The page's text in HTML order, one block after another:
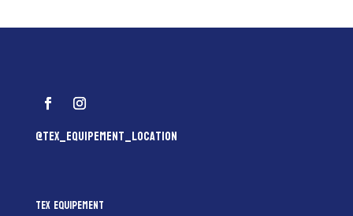
@tex_equipement_location
Tex Equipement